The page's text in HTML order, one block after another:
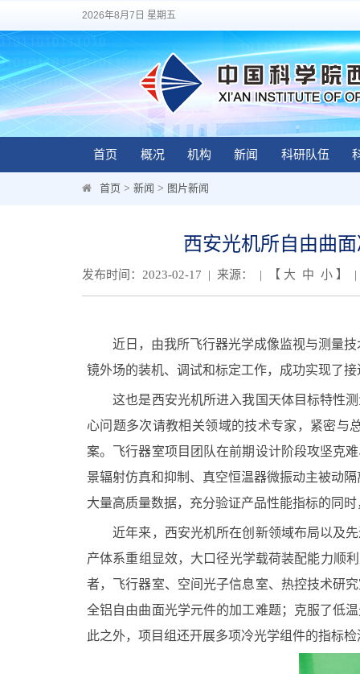
2026年8月7日 星期五
首页 概况 机构 新闻 科研队伍
首页 > 新闻 > 图片新闻
西安光机所自由曲
发布时间：2023-02-17 | 来源： | 【 大 中 小 】
近日，由我所飞行器光学成像监视与测量技
镜外场的装机、调试和标定工作，成功实现了
这也是西安光机所进入我国天体目标特性
心问题多次请教相关领域的技术专家，紧密与
案。飞行器室项目团队在前期设计阶段攻坚克
景辐射仿真和抑制、真空恒温器微振动主被动
大量高质量数据，充分验证产品性能指标的同
近年来，西安光机所在创新领域布局以及
产体系重组显效，大口径光学载荷装配能力顺
者，飞行器室、空间光子信息室、热控技术研
全铝自由曲面光学元件的加工难题；克服了低
此之外，项目组还开展多项冷光学组件的指标